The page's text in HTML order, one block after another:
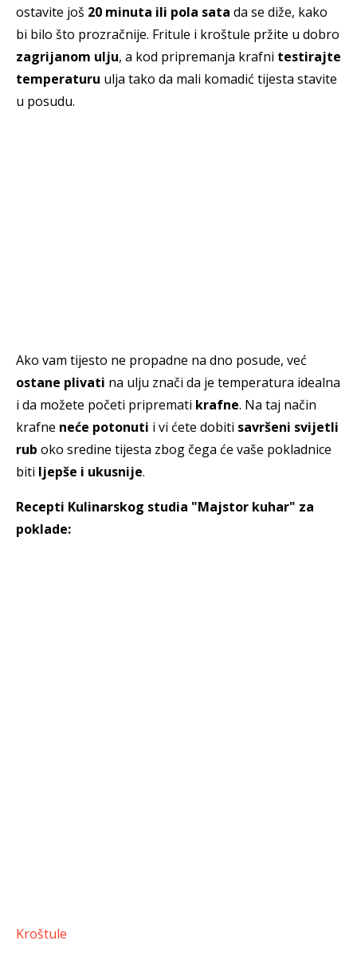
ostavite još 20 minuta ili pola sata da se diže, kako
bi bilo što prozračnije. Fritule i kroštule pržite u dobro
zagrijanom ulju, a kod pripremanja krafni testirajte
temperaturu ulja tako da mali komadić tijesta stavite
u posudu.
Ako vam tijesto ne propadne na dno posude, već
ostane plivati na ulju znači da je temperatura idealna
i da možete početi pripremati krafne. Na taj način
krafne neće potonuti i vi ćete dobiti savršeni svijetli
rub oko sredine tijesta zbog čega će vaše pokladnice
biti ljepše i ukusnije.
Recepti Kulinarskog studia "Majstor kuhar" za
poklade:
Kroštule